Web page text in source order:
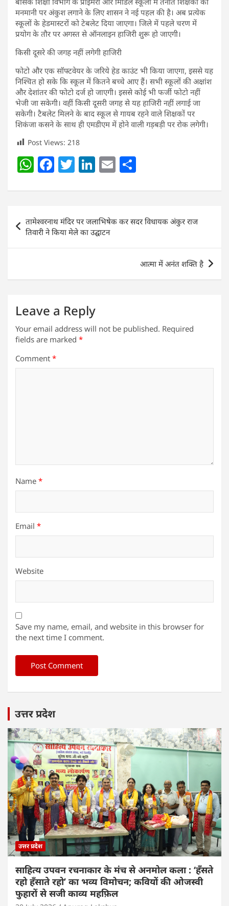
मनमानी पर अंकुश लगाने के लिए शासन ने नई पहल की है। अब प्रत्येक
स्कूलों के हेडमास्टरों को टेबलेट दिया जाएगा। जिले में पहले चरण में
प्रयोग के तौर पर अगस्त से ऑनलाइन हाजिरी शुरू हो जाएगी।
किसी दूसरे की जगह नहीं लगेगी हाजिरी
फोटो और एक सॉफ्टवेयर के जरिये हेड काउंट भी किया जाएगा, इससे यह
निश्चित हो सके कि स्कूल में कितने बच्चे आए हैं। सभी स्कूलों की अक्षांश
और देशांतर की फोटो दर्ज हो जाएगी। इससे कोई भी फर्जी फोटो नहीं
भेजी जा सकेगी। वहीं किसी दूसरी जगह से यह हाजिरी नहीं लगाई जा
सकेगी। टैबलेट मिलने के बाद स्कूल से गायब रहने वाले शिक्षकों पर
शिकंजा कसने के साथ ही एमडीएम में होने वाली गड़बड़ी पर रोक लगेगी।
Post Views: 218
W
at
s
A
p
F
c
e
b
o
k
T
itt
er
Li
k
e
dI
n
E
ai
l
ar
e
navigation
तामेश्वरनाथ मंदिर पर जलाभिषेक कर सदर विधायक अंकुर राज
तिवारी ने किया मेले का उद्घाटन
आत्मा में अनंत शक्ति है
Leave a Reply
Your email address will not be published. Required
fields are marked *
Comment *
Name *
Email *
Website
Save my name, email, and website in this browser for
the next time I comment.
उत्तर प्रदेश
उत्तर प्रदेश
साहित्य उपवन रचनाकार के मंच से अनमोल कला : ‘हॅंसते
रहो हॅंसाते रहो’ का भव्य विमोचन; कवियों की ओजस्वी
फुहारों से सजी काव्य महफ़िल